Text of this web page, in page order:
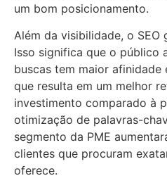
um bom posicionamento.
Além da visibilidade, o SEO
Isso significa que o público
buscas tem maior
que resulta em um melhor
investimento comparado à
otimização de palavras-
segmento da PME
clientes que procuram
oferece.